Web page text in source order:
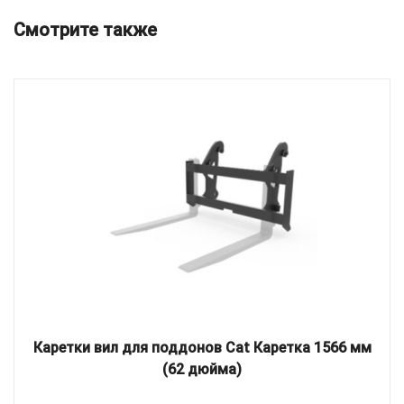
Смотрите также
Каретки вил для поддонов Cat Каретка 1566 мм
(62 дюйма)